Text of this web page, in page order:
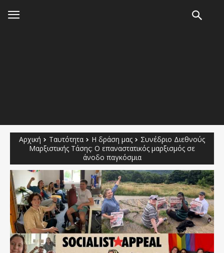
Αρχική Ταυτότητα Η δράση μας
Συνέδριο Διεθνούς
Μαρξιστικής Τάσης: Ο επαναστατικός μαρξισμός σε
άνοδο παγκόσμια